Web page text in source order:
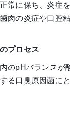
常に保ち、炎症
肉の炎症や口腔
プロセス
のpHバランスが
る口臭原因菌に